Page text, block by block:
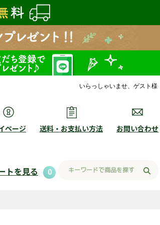
いらっしゃいませ、ゲスト様
ページ 送料・お支払い方法 お問い合わせ
トを見る 0